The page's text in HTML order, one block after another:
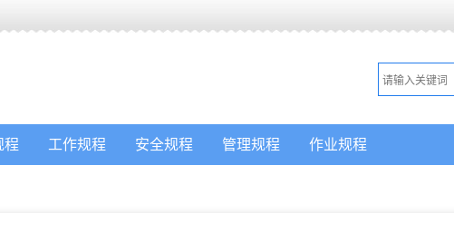
程 工作规程 安全规程 管理规程 作业规程